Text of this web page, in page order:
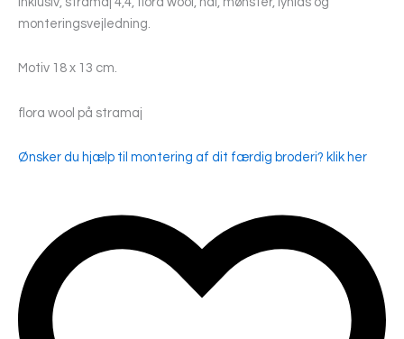
monteringsvejledning.
Motiv 18 x 13 cm.
flora wool på stramaj
Ønsker du hjælp til montering af dit færdig broderi? klik her